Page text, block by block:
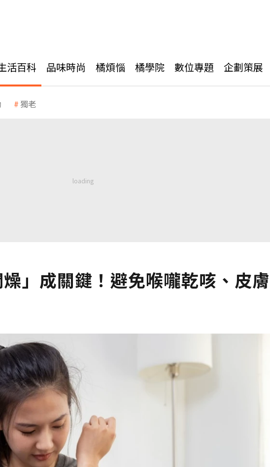
活百科 品味時尚 橘煩惱 橘學院 數位專題 企劃策展
獨老
」成關鍵！避免喉嚨乾咳、皮